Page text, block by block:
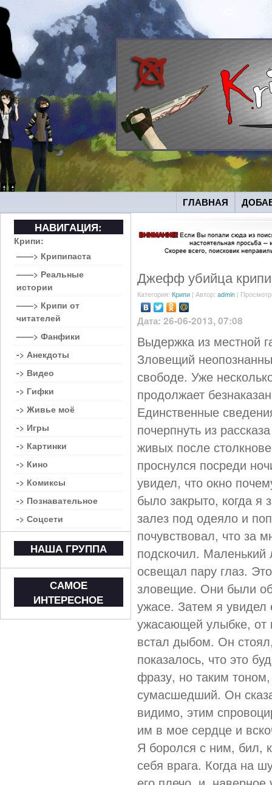
ГЛАВНАЯ
Джефф убийца
Категория: Крипи | Автор: admin |
Дата: 26-06-2013, 07:08
Выдержка из местной
Зловещий
свободе. Уже
продолжает
Единственные
почерпнуть из
живых после
проснулся посреди
увидел, что окно
было закрыто, когда я
залез под одеяло и
почувствовал, что за
подскочил.
освещал пару глаз.
зловещие. Они были
ужасе. Затем я увидел
ужасающей улыбке, от
встал дыбом. Он
показалось, что это
фразу, но таким
сумасшедший. Он
видимо, этим
им в мое сердце и
Я боролся с ним, бил,
себя врага. Когда на
НАВИГАЦИЯ:
Крипи:
——> Крипипаста
——> Реальные
истории
——> Крипи от
читателей
——> Фанфики
-> Анекдоты
-> Видео
-> Гифки
-> Живье моё
-> Игры
-> Картинки
-> Кино
-> Комиксы
-> Познавательное
-> Соцсети
НАША ГРУППА
САМОЕ
ИНТЕРЕСНОЕ